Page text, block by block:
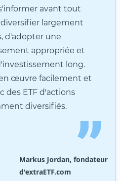
Markus Jordan, fondateur
d'extraETF.com
avant tout
largement
d'adopter une
appropriée et
long.
œuvre facilement et
des ETF d'actions
diversifiés.